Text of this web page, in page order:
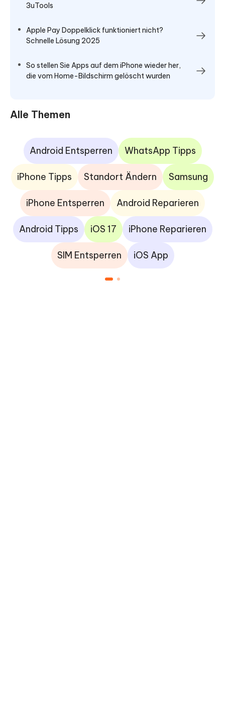
3uTools
Apple Pay Doppelklick funktioniert nicht?
Schnelle Lösung 2025
So stellen Sie Apps auf dem iPhone wieder her,
die vom Home-Bildschirm gelöscht wurden
Alle Themen
Android Entsperren WhatsApp Tipps
iPhone Tipps Standort Ändern Samsung
iPhone Entsperren Android Reparieren
Android Tipps iOS 17 iPhone Reparieren
SIM Entsperren iOS App